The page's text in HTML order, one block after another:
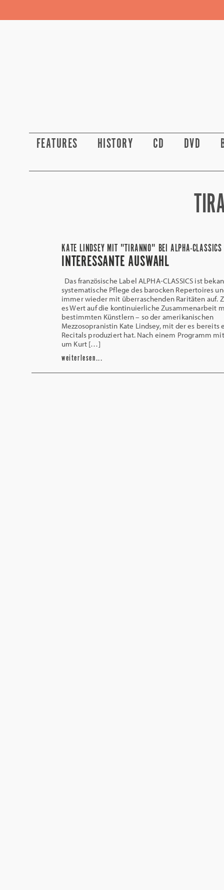
FEATURES HISTORY CD DVD
KATE LINDSEY MIT "TIRANNO" BEI ALPHA-CLASSICS
INTERESSANTE AUSWAHL
Das französische Label ALPHA-CLASSICS ist
systematische Pflege des barocken Repertoires
immer wieder mit überraschenden Raritäten auf.
es Wert auf die kontinuierliche Zusammenarbeit
bestimmten Künstlern – so der amerikanischen
Mezzosopranistin Kate Lindsey, mit der es bereits
Recitals produziert hat. Nach einem Programm
um Kurt […]
weiterlesen...